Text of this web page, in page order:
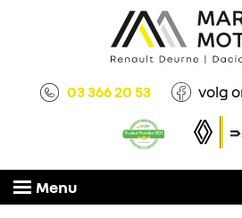
03 366 20 53 volg
Menu